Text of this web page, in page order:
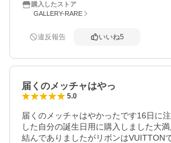
購入したストア
GALLERY-RARE
違反報告 いいね5
届くのメッチャはやっ
5.0
届くのメッチャはやかったです16日に
した自分の誕生日用に購入しました大
結んでありましたがリボンはVUITTON